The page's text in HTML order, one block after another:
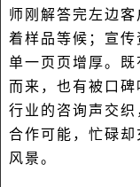
师刚解答完左边
着样品等候；宣
单一页页增厚。
而来，也有被口
行业的咨询声交
合作可能，忙碌
风景。